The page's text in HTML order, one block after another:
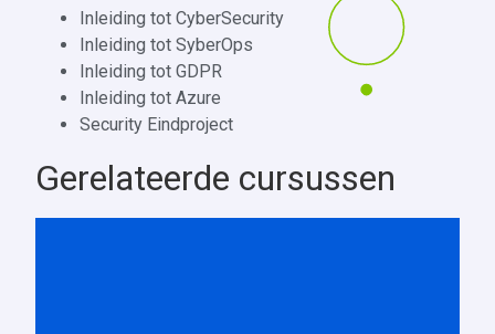
Inleiding tot CyberSecurity
Inleiding tot SyberOps
Inleiding tot GDPR
Inleiding tot Azure
Security Eindproject
Gerelateerde cursussen